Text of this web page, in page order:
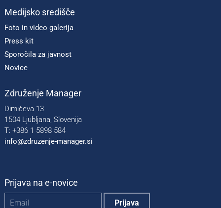
Medijsko središče
Foto in video galerija
Press kit
Sporočila za javnost
Novice
Združenje Manager
Dimičeva 13
1504 Ljubljana, Slovenija
T: +386 1 5898 584
info@zdruzenje-manager.si
Prijava na e-novice